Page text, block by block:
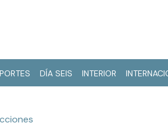
DÍA SEIS INTERIOR